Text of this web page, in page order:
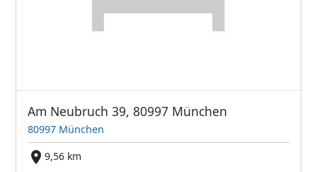
Am Neubruch 39, 80997 München
80997 München
9,56 km